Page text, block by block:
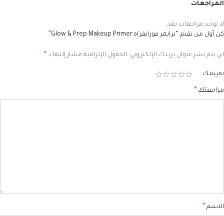
المراجعات
لا توجد مراجعات بعد.
كن أول من يقيم “برايمر فورايفر٥٢ Glow & Prep Makeup Primer”
لن يتم نشر عنوان بريدك الإلكتروني. الحقول الإلزامية مشار إليها بـ *
تقييمك
مراجعتك *
الاسم *